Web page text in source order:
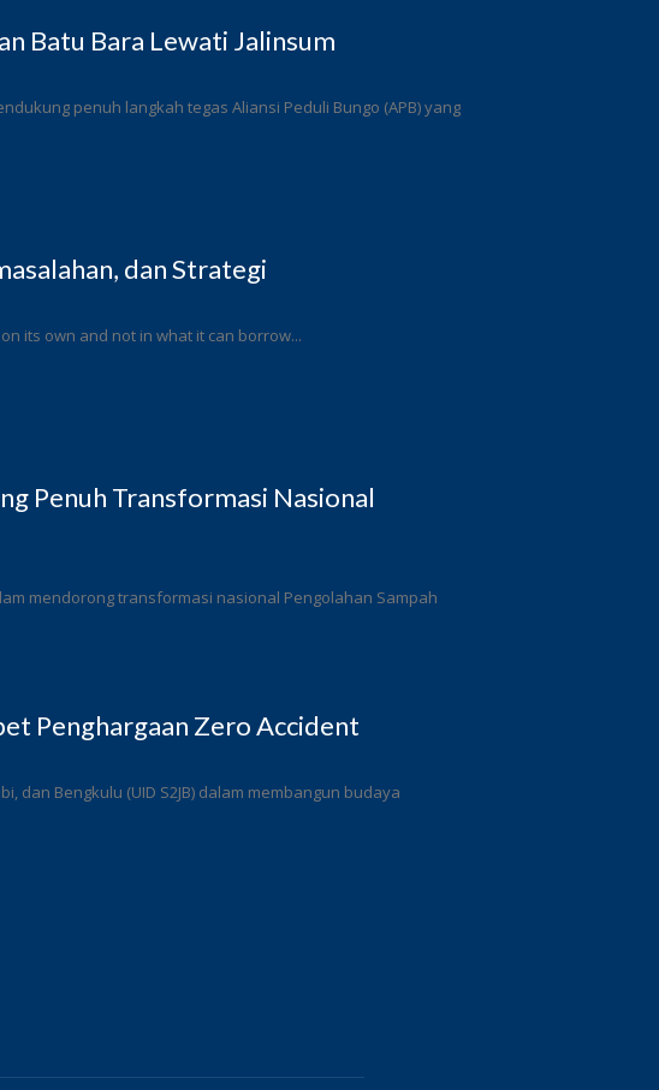
Batu Bara Lewati Jalinsum
penuh langkah tegas Aliansi Peduli Bungo (APB) yang
dan Strategi
its own and not in what it can borrow...
Penuh Transformasi Nasional
mendorong transformasi nasional Pengolahan Sampah
Penghargaan Zero Accident
dan Bengkulu (UID S2JB) dalam membangun budaya